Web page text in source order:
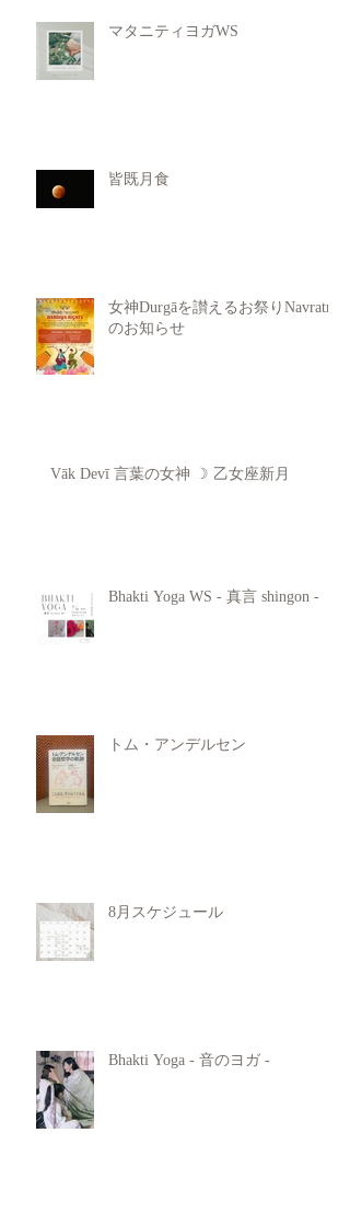
マタニティヨガWS
皆既月食
女神Durgāを讃えるお祭りNavratri
のお知らせ
Vāk Devī 言葉の女神 ☽ 乙女座新月
Bhakti Yoga WS - 真言 shingon -
トム・アンデルセン
8月スケジュール
Bhakti Yoga - 音のヨガ -